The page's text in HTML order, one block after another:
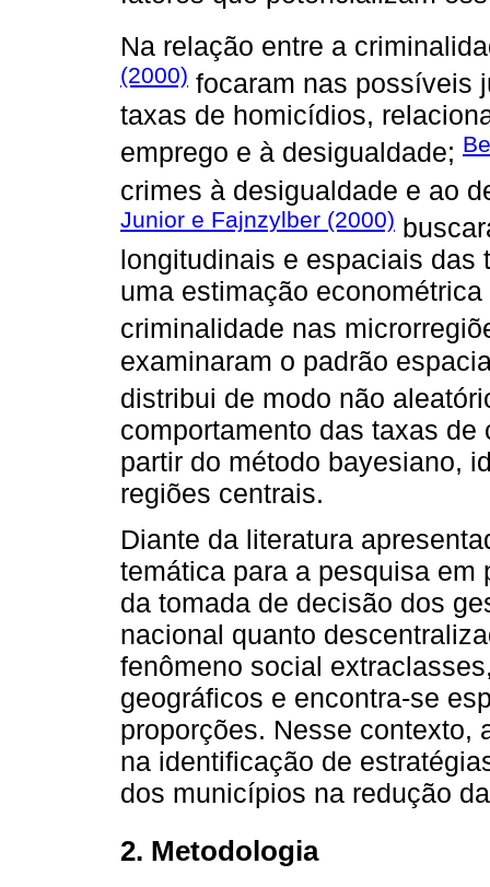
Na relação entre a
(2000) focaram nas possíveis
taxas de homicídios,
emprego e à desigualdade;
crimes à desigualdade e ao
Junior e Fajnzylber (2000)
longitudinais e espaciais das
uma estimação
criminalidade nas
examinaram o padrão
distribui de modo não
comportamento das taxas
partir do método bayesiano,
regiões centrais.
Diante da literatura
temática para a pesquisa
da tomada de decisão dos
nacional quanto
fenômeno social
geográficos e encontra-se
proporções. Nesse contexto,
na identificação de
dos municípios na redução
2. Metodologia